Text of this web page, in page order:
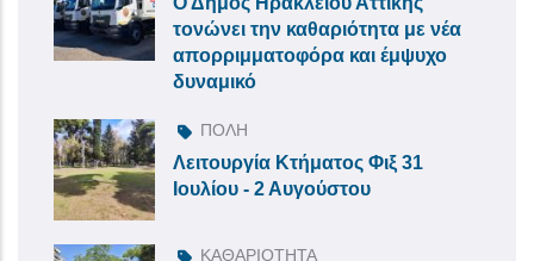
τονώνει την καθαριότητα με νέα
απορριμματοφόρα και έμψυχο
δυναμικό
ΠΟΛΗ
Λειτουργία Κτήματος Φιξ 31
Ιουλίου - 2 Αυγούστου
ΚΑΘΑΡΙΟΤΗΤΑ